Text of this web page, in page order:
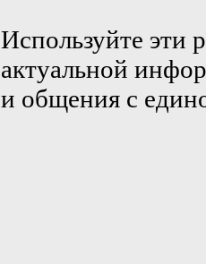
Используйте эти
актуальной
и общения с